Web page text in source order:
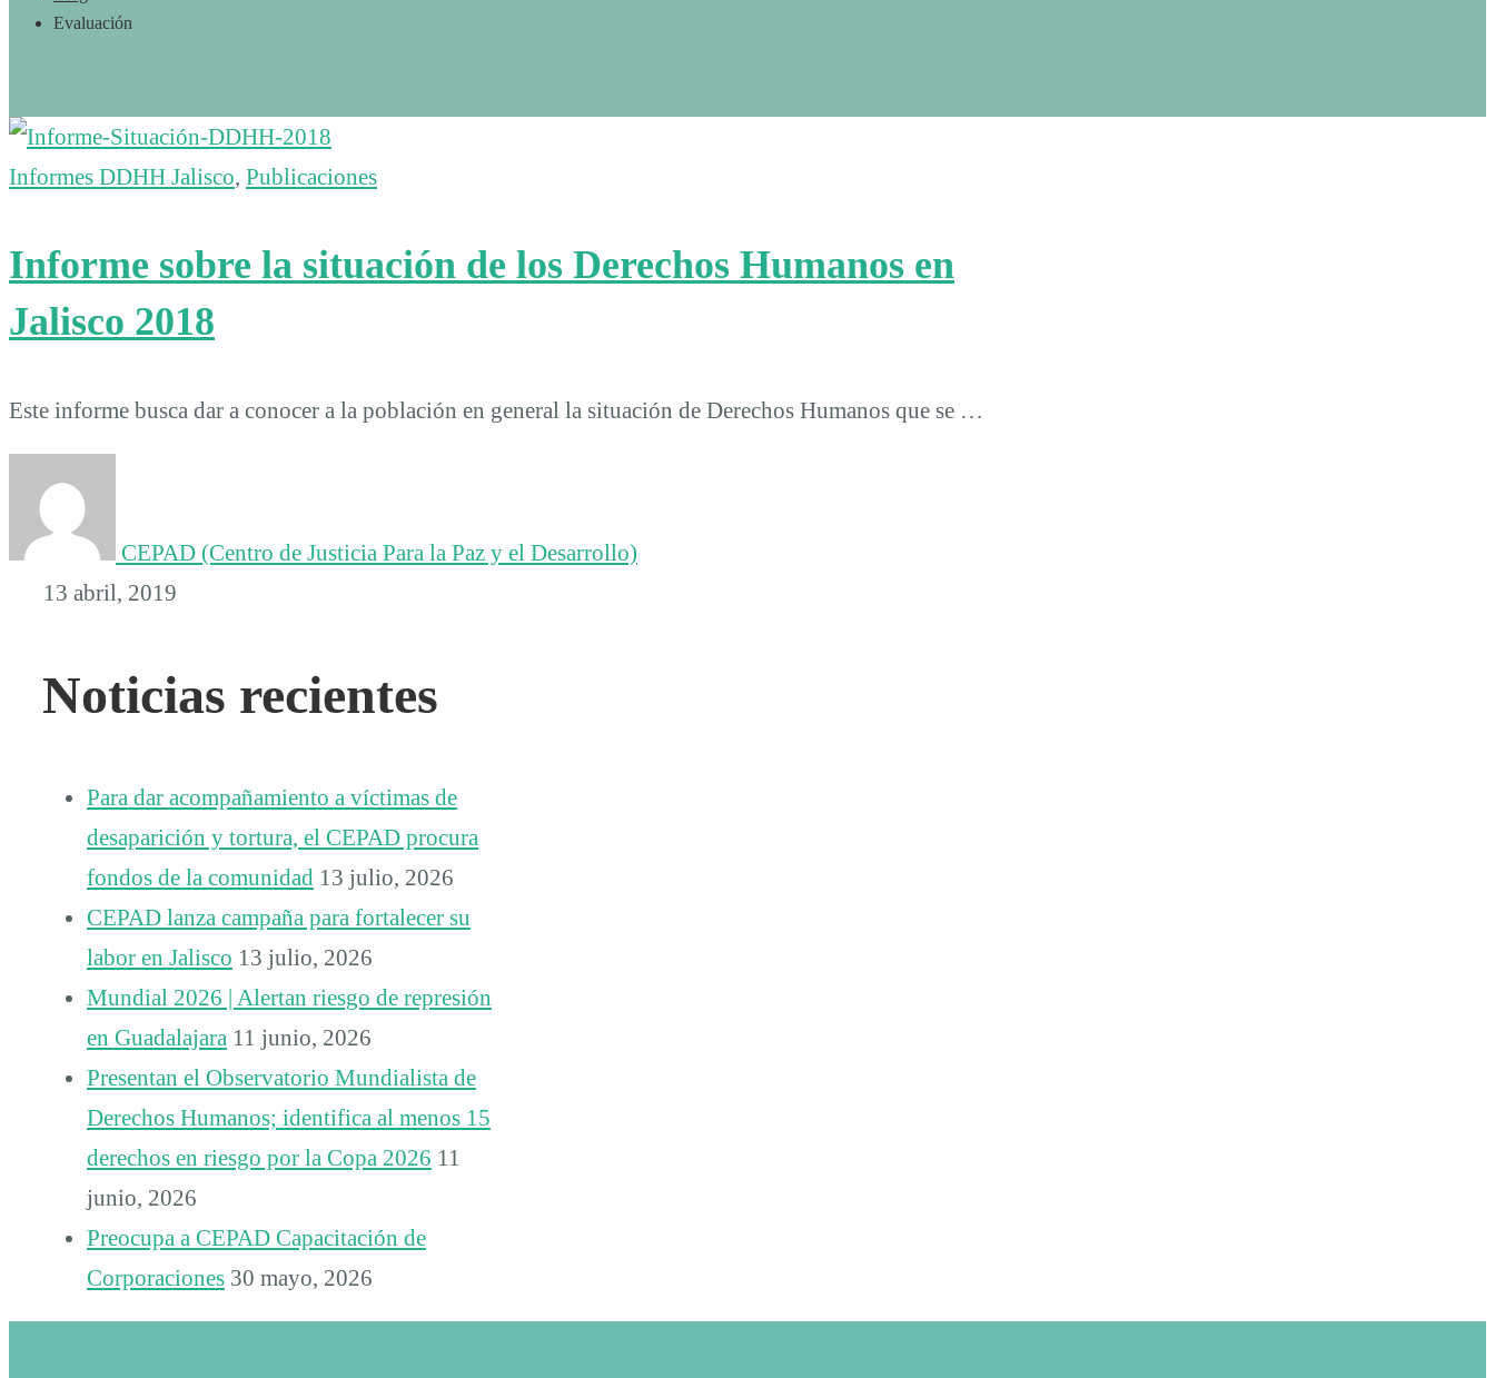
Evaluación
Informes DDHH Jalisco, Publicaciones
Informe sobre la situación de los Derechos Humanos en
Jalisco 2018
Este informe busca dar a conocer a la población en general la situación de Derechos Humanos que se …
CEPAD (Centro de Justicia Para la Paz y el Desarrollo)
13 abril, 2019
Noticias recientes
Para dar acompañamiento a víctimas de
desaparición y tortura, el CEPAD procura
fondos de la comunidad 13 julio, 2026
CEPAD lanza campaña para fortalecer su
labor en Jalisco 13 julio, 2026
Mundial 2026 | Alertan riesgo de represión
en Guadalajara 11 junio, 2026
Presentan el Observatorio Mundialista de
Derechos Humanos; identifica al menos 15
derechos en riesgo por la Copa 2026 11
junio, 2026
Preocupa a CEPAD Capacitación de
Corporaciones 30 mayo, 2026